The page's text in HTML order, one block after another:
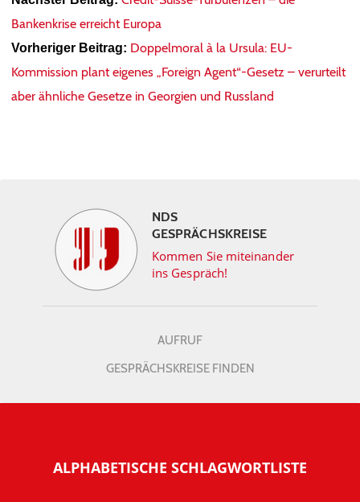
Bankenkrise erreicht Europa
Vorheriger Beitrag: Doppelmoral à la Ursula: EU-
Kommission plant eigenes „Foreign Agent“-Gesetz – verurteilt
aber ähnliche Gesetze in Georgien und Russland
NDS
GESPRÄCHSKREISE
Kommen Sie miteinander
ins Gespräch!
AUFRUF
GESPRÄCHSKREISE FINDEN
ALPHABETISCHE SCHLAGWORTLISTE